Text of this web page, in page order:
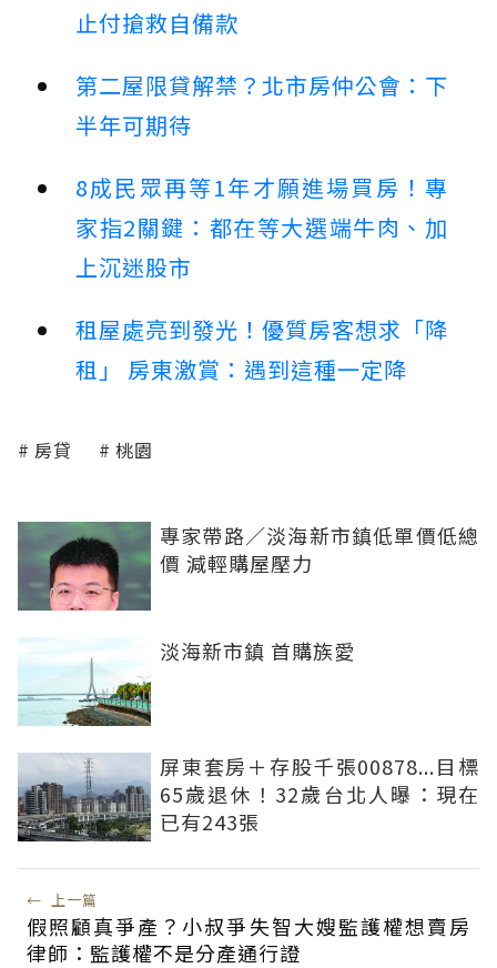
止付搶救自備款
第二屋限貸解禁？北市房仲公會：下
半年可期待
8成民眾再等1年才願進場買房！專
家指2關鍵：都在等大選端牛肉、加
上沉迷股市
租屋處亮到發光！優質房客想求「降
租」 房東激賞：遇到這種一定降
房貸 桃園
專家帶路／淡海新市鎮低單價低總
價 減輕購屋壓力
淡海新市鎮 首購族愛
屏東套房＋存股千張00878...目標
65歲退休！32歲台北人曝：現在
已有243張
← 上一篇
假照顧真爭產？小叔爭失智大嫂監護權想賣房
律師：監護權不是分產通行證